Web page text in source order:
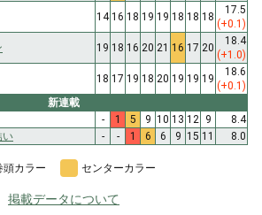
14 16 18 19 19 18 18 18
17.5
(+0.1)
19 18 16 20 21 16 17 20
18.4
(+1.0)
18 17 19 18 20 19 19 19
18.6
(+0.1)
新連載
- 1 5 9 10 13 12 9
8.4
い - - 1 6 6 9 15 11 8.0
頭カラー センターカラー
掲載データについて